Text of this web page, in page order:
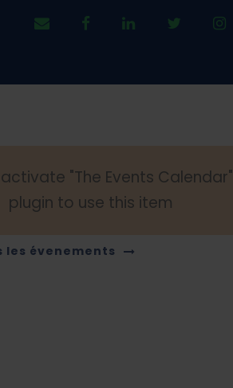
"The Events Calendar"
plugin to use this item
les évenements